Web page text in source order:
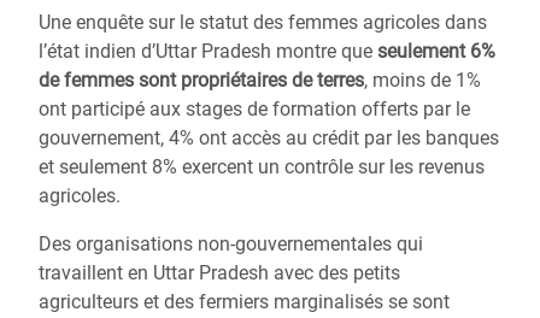
Une enquête sur le statut des femmes agricoles dans
l’état indien d’Uttar Pradesh montre que seulement 6%
de femmes sont propriétaires de terres, moins de 1%
ont participé aux stages de formation offerts par le
gouvernement, 4% ont accès au crédit par les banques
et seulement 8% exercent un contrôle sur les revenus
agricoles.
Des organisations non-gouvernementales qui
travaillent en Uttar Pradesh avec des petits
agriculteurs et des fermiers marginalisés se sont